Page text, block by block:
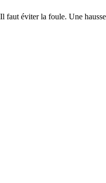
Il faut éviter la foule. Une